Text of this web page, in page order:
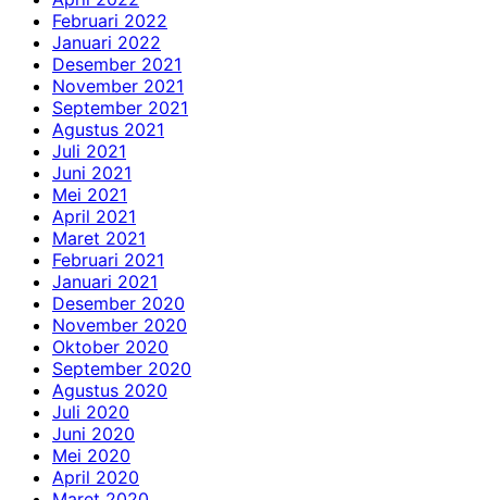
Februari 2022
Januari 2022
Desember 2021
November 2021
September 2021
Agustus 2021
Juli 2021
Juni 2021
Mei 2021
April 2021
Maret 2021
Februari 2021
Januari 2021
Desember 2020
November 2020
Oktober 2020
September 2020
Agustus 2020
Juli 2020
Juni 2020
Mei 2020
April 2020